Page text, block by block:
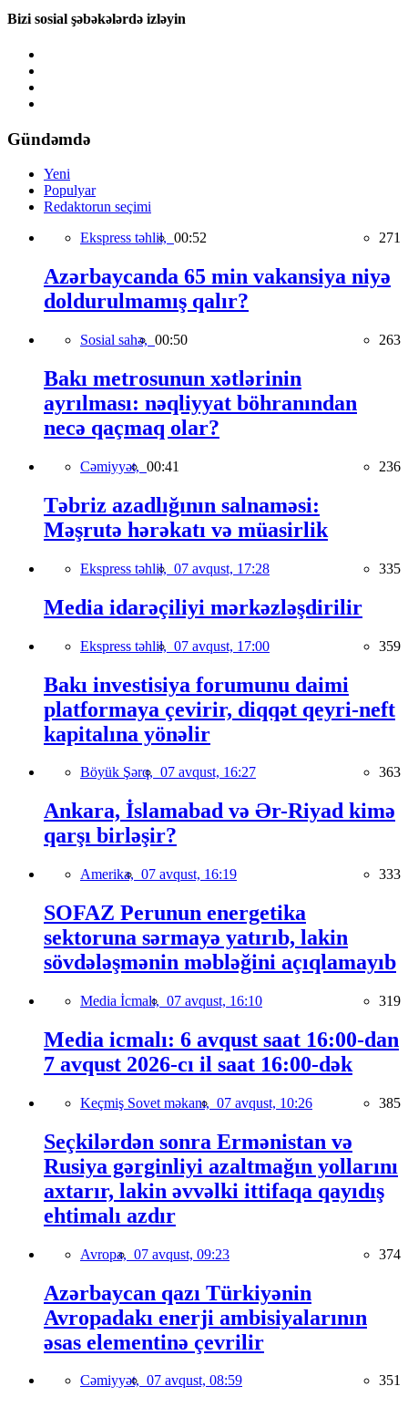
Bizi sosial şəbəkələrdə izləyin
Gündəmdə
Yeni
Populyar
Redaktorun seçimi
Ekspress təhlil, 00:52 271
Azərbaycanda 65 min vakansiya niyə
doldurulmamış qalır?
Sosial sahə, 00:50 263
Bakı metrosunun xətlərinin
ayrılması: nəqliyyat böhranından
necə qaçmaq olar?
Cəmiyyət, 00:41 236
Təbriz azadlığının salnaməsi:
Məşrutə hərəkatı və müasirlik
Ekspress təhlil, 07 avqust, 17:28 335
Media idarəçiliyi mərkəzləşdirilir
Ekspress təhlil, 07 avqust, 17:00 359
Bakı investisiya forumunu daimi
platformaya çevirir, diqqət qeyri-neft
kapitalına yönəlir
Böyük Şərq, 07 avqust, 16:27 363
Ankara, İslamabad və Ər-Riyad kimə
qarşı birləşir?
Amerika, 07 avqust, 16:19 333
SOFAZ Perunun energetika
sektoruna sərmayə yatırıb, lakin
sövdələşmənin məbləğini açıqlamayıb
Media İcmalı, 07 avqust, 16:10 319
Media icmalı: 6 avqust saat 16:00-dan
7 avqust 2026-cı il saat 16:00-dək
Keçmiş Sovet məkanı, 07 avqust, 10:26 385
Seçkilərdən sonra Ermənistan və
Rusiya gərginliyi azaltmağın yollarını
axtarır, lakin əvvəlki ittifaqa qayıdış
ehtimalı azdır
Avropa, 07 avqust, 09:23 374
Azərbaycan qazı Türkiyənin
Avropadakı enerji ambisiyalarının
əsas elementinə çevrilir
Cəmiyyət, 07 avqust, 08:59 351